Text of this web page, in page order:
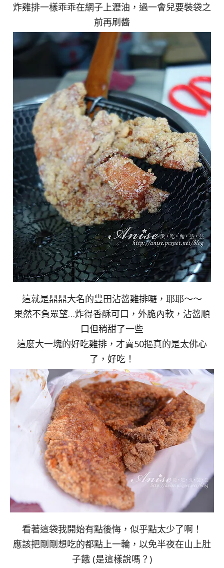
炸雞排一樣乖乖在網子上瀝油，過一會兒要裝袋之
前再刷醬
這就是鼎鼎大名的豐田沾醬雞排囉，耶耶～～
果然不負眾望…炸得香酥可口，外脆內軟，沾醬順
口但稍甜了一些
這麼大一塊的好吃雞排，才賣50摳真的是太佛心
了，好吃！
看著這袋我開始有點後悔，似乎點太少了啊！
應該把剛剛想吃的都點上一輪，以免半夜在山上肚
子餓 (是這樣說嗎？)